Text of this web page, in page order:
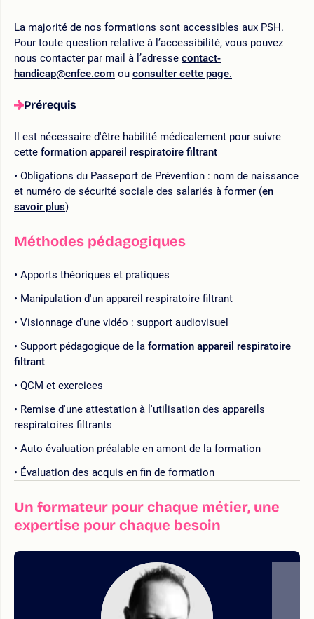
La majorité de nos formations sont accessibles aux PSH.
Pour toute question relative à l’accessibilité, vous pouvez
nous contacter par mail à l’adresse contact-
handicap@cnfce.com ou consulter cette page.
Prérequis
Il est nécessaire d'être habilité médicalement pour suivre
cette formation appareil respiratoire filtrant
Obligations du Passeport de Prévention : nom de naissance
et numéro de sécurité sociale des salariés à former (en
savoir plus)
Méthodes pédagogiques
Apports théoriques et pratiques
Manipulation d'un appareil respiratoire filtrant
Visionnage d'une vidéo : support audiovisuel
Support pédagogique de la formation appareil respiratoire
filtrant
QCM et exercices
Remise d'une attestation à l'utilisation des appareils
respiratoires filtrants
Auto évaluation préalable en amont de la formation
Évaluation des acquis en fin de formation
Un formateur pour chaque métier, une
expertise pour chaque besoin